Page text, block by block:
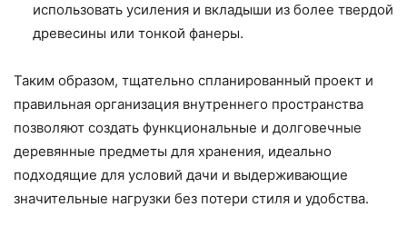
использовать усиления и вкладыши из более твердой
древесины или тонкой фанеры.
Таким образом, тщательно спланированный проект и
правильная организация внутреннего пространства
позволяют создать функциональные и долговечные
деревянные предметы для хранения, идеально
подходящие для условий дачи и выдерживающие
значительные нагрузки без потери стиля и удобства.